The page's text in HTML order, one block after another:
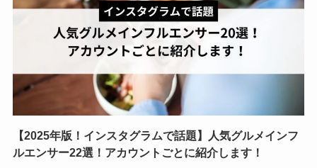
【2025年版！インスタグラムで話題】人気グルメインフ
ルエンサー22選！アカウントごとに紹介します！